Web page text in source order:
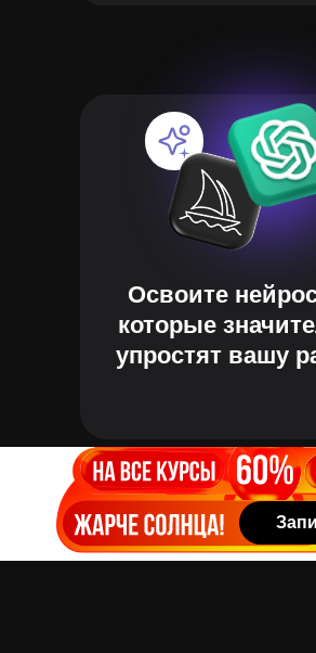
Освоите
которые
упростят вашу